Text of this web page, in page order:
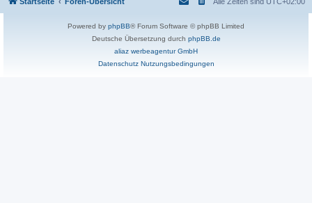
Powered by phpBB® Forum Software © phpBB Limited
Deutsche Übersetzung durch phpBB.de
aliaz werbeagentur GmbH
Datenschutz Nutzungsbedingungen